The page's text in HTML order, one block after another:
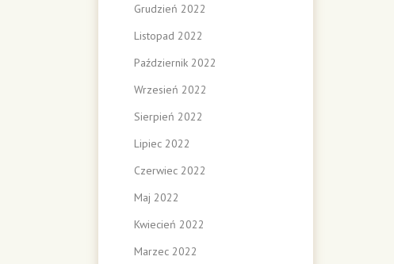
Grudzień 2022
Listopad 2022
Październik 2022
Wrzesień 2022
Sierpień 2022
Lipiec 2022
Czerwiec 2022
Maj 2022
Kwiecień 2022
Marzec 2022